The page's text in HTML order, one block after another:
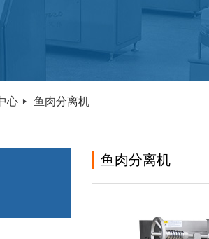
有限
心 鱼肉分离机
鱼肉分离机